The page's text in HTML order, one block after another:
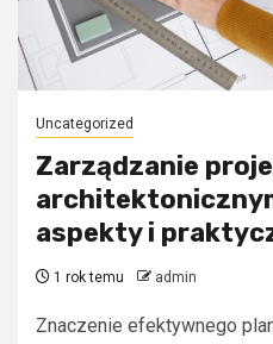
Uncategorized
Zarządzanie
aspekty i
1 rok temu admin
Znaczenie efektywnego